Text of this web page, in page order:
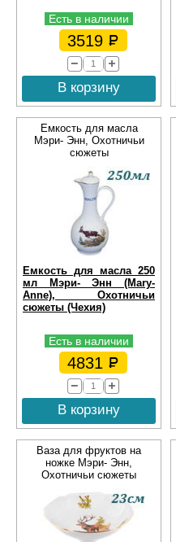
Есть в наличии
3519
В корзину
Емкость для масла
Мэри- Энн, Охотничьи
сюжеты
Емкость для масла 250
мл Мэри- Энн (Mary-
Anne), Охотничьи
сюжеты (Чехия)
Есть в наличии
4831
В корзину
Ваза для фруктов на
ножке Мэри- Энн,
Охотничьи сюжеты